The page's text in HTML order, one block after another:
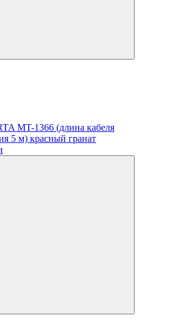
MT-1366 (длина кабеля
5 м) красный гранат